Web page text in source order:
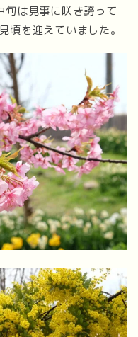
旬は見事に咲き誇って
頃を迎えていました。